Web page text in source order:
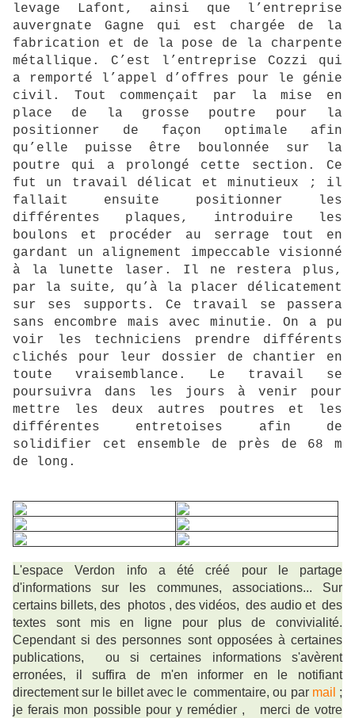
levage Lafont, ainsi que l’entreprise
auvergnate Gagne qui est chargée de la
fabrication et de la pose de la charpente
métallique. C’est l’entreprise Cozzi qui
a remporté l’appel d’offres pour le génie
civil. Tout commençait par la mise en
place de la grosse poutre pour la
positionner de façon optimale afin
qu’elle puisse être boulonnée sur la
poutre qui a prolongé cette section. Ce
fut un travail délicat et minutieux ; il
fallait ensuite positionner les
différentes plaques, introduire les
boulons et procéder au serrage tout en
gardant un alignement impeccable visionné
à la lunette laser. Il ne restera plus,
par la suite, qu’à la placer délicatement
sur ses supports. Ce travail se passera
sans encombre mais avec minutie. On a pu
voir les techniciens prendre différents
clichés pour leur dossier de chantier en
toute vraisemblance. Le travail se
poursuivra dans les jours à venir pour
mettre les deux autres poutres et les
différentes entretoises afin de
solidifier cet ensemble de près de 68 m
de long.
L'espace Verdon info a été créé pour le partage
d'informations sur les communes, associations... Sur
certains billets, des photos , des vidéos, des audio et des
textes sont mis en ligne pour plus de convivialité.
Cependant si des personnes sont opposées à certaines
publications, ou si certaines informations s'avèrent
erronées, il suffira de m'en informer en le notifiant
directement sur le billet avec le commentaire, ou par mail ;
je ferais mon possible pour y remédier ,
merci de votre